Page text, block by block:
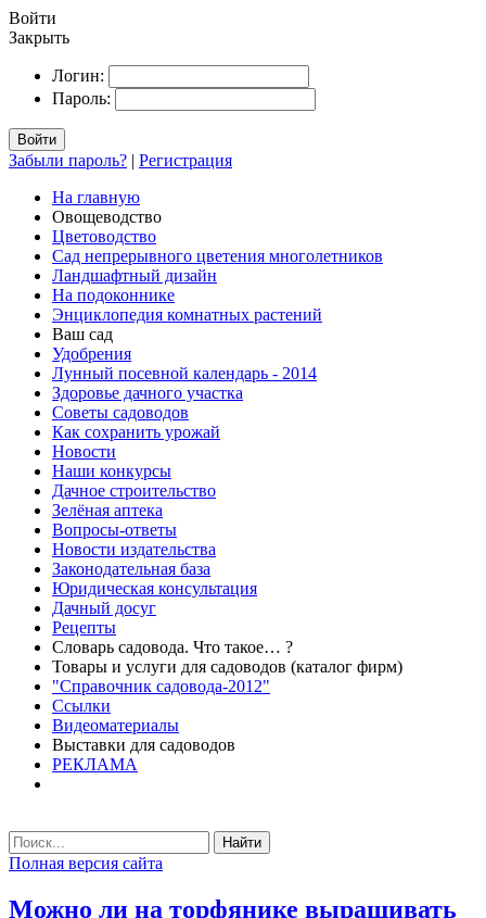
Войти
Закрыть
Логин:
Пароль:
Войти
Забыли пароль? | Регистрация
На главную
Овощеводство
Цветоводство
Сад непрерывного цветения многолетников
Ландшафтный дизайн
На подоконнике
Энциклопедия комнатных растений
Ваш сад
Удобрения
Лунный посевной календарь - 2014
Здоровье дачного участка
Советы садоводов
Как сохранить урожай
Новости
Наши конкурсы
Дачное строительство
Зелёная аптека
Вопросы-ответы
Новости издательства
Законодательная база
Юридическая консультация
Дачный досуг
Рецепты
Словарь садовода. Что такое… ?
Товары и услуги для садоводов (каталог фирм)
"Справочник садовода-2012"
Ссылки
Видеоматериалы
Выставки для садоводов
РЕКЛАМА
Найти
Полная версия сайта
Можно ли на торфянике выращивать